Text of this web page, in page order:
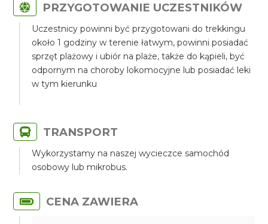
PRZYGOTOWANIE UCZESTNIKÓW
Uczestnicy powinni być przygotowani do trekkingu
około 1 godziny w terenie łatwym, powinni posiadać
sprzęt plażowy i ubiór na plaże, także do kąpieli, być
odpornym na choroby lokomocyjne lub posiadać leki
w tym kierunku
TRANSPORT
Wykorzystamy na naszej wycieczce samochód
osobowy lub mikrobus.
CENA ZAWIERA